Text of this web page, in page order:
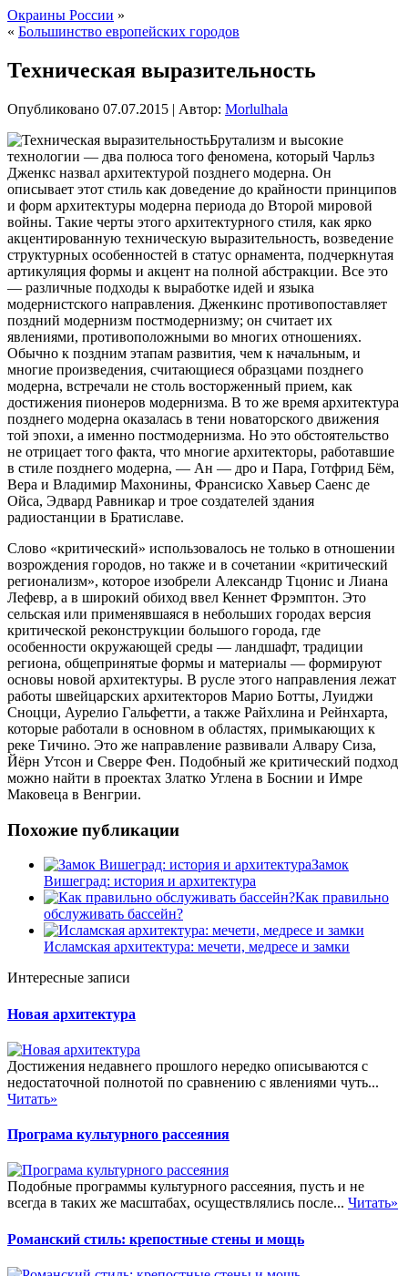
Окраины России »
« Большинство европейских городов
Техническая выразительность
Опубликовано 07.07.2015 | Автор: Morlulhala
Брутализм и высокие
технологии — два полюса того феномена, который Чарльз
Дженкс назвал архитектурой позднего модерна. Он
описывает этот стиль как доведение до крайности принципов
и форм архитектуры модерна периода до Второй мировой
войны. Такие черты этого архитектурного стиля, как ярко
акцентированную техническую выразительность, возведение
структурных особенностей в статус орнамента, подчеркнутая
артикуляция формы и акцент на полной абстракции. Все это
— различные подходы к выработке идей и языка
модернистского направления. Дженкинс противопоставляет
поздний модернизм постмодернизму; он считает их
явлениями, противоположными во многих отношениях.
Обычно к поздним этапам развития, чем к начальным, и
многие произведения, считающиеся образцами позднего
модерна, встречали не столь восторженный прием, как
достижения пионеров модернизма. В то же время архитектура
позднего модерна оказалась в тени новаторского движения
той эпохи, а именно постмодернизма. Но это обстоятельство
не отрицает того факта, что многие архитекторы, работавшие
в стиле позднего модерна, — Ан — дро и Пара, Готфрид Бём,
Вера и Владимир Махонины, Франсиско Хавьер Саенс де
Ойса, Эдвард Равникар и трое создателей здания
радиостанции в Братиславе.
Слово «критический» использовалось не только в отношении
возрождения городов, но также и в сочетании «критический
регионализм», которое изобрели Александр Тцонис и Лиана
Лефевр, а в широкий обиход ввел Кеннет Фрэмптон. Это
сельская или применявшаяся в небольших городах версия
критической реконструкции большого города, где
особенности окружающей среды — ландшафт, традиции
региона, общепринятые формы и материалы — формируют
основы новой архитектуры. В русле этого направления лежат
работы швейцарских архитекторов Марио Ботты, Луиджи
Сноцци, Аурелио Гальфетти, а также Райхлина и Рейнхарта,
которые работали в основном в областях, примыкающих к
реке Тичино. Это же направление развивали Алвару Сиза,
Йёрн Утсон и Сверре Фен. Подобный же критический подход
можно найти в проектах Златко Углена в Боснии и Имре
Маковеца в Венгрии.
Похожие публикации
Замок
Вишеград: история и архитектура
Как правильно
обслуживать бассейн?
Исламская архитектура: мечети, медресе и замки
Интересные записи
Новая архитектура
Достижения недавнего прошлого нередко описываются с
недостаточной полнотой по сравнению с явлениями чуть...
Читать»
Програма культурного рассеяния
Подобные программы культурного рассеяния, пусть и не
всегда в таких же масштабах, осуществлялись после... Читать»
Романский стиль: крепостные стены и мощь